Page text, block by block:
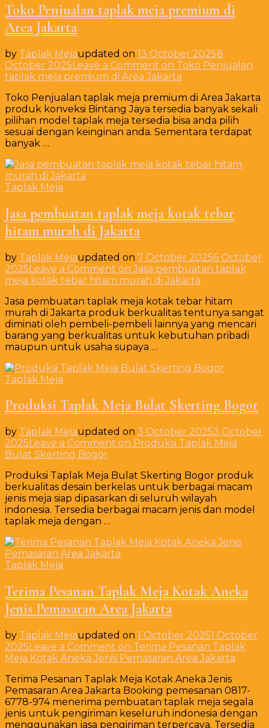
Toko Penjualan taplak meja premium di
Area Jakarta
by Taplak Mejaupdated on 13 October 20258
October 2025Leave a Comment on Toko Penjualan
taplak meja premium di Area Jakarta
Toko Penjualan taplak meja premium di Area Jakarta
produk konveksi Bintang Jaya tersedia banyak sekali
pilihan model taplak meja tersedia bisa anda pilih
sesuai dengan keinginan anda. Sementara terdapat
banyak …
Taplak Meja
Jasa pembuatan taplak meja kotak tebar
hitam murah di Jakarta
by Taplak Mejaupdated on 7 October 20256 October
2025Leave a Comment on Jasa pembuatan taplak
meja kotak tebar hitam murah di Jakarta
Jasa pembuatan taplak meja kotak tebar hitam
murah di Jakarta produk berkualitas tentunya sangat
diminati oleh pembeli-pembeli lainnya yang mencari
barang yang berkualitas untuk kebutuhan pribadi
maupun untuk usaha supaya …
Taplak Meja
Produksi Taplak Meja Bulat Skerting Bogor
by Taplak Mejaupdated on 3 October 20253 October
2025 Leave a Comment on Produksi Taplak Meja
Bulat Skerting Bogor
Produksi Taplak Meja Bulat Skerting Bogor produk
berkualitas desain berkelas untuk berbagai macam
jenis meja siap dipasarkan di seluruh wilayah
indonesia. Tersedia berbagai macam jenis dan model
taplak meja dengan …
Taplak Meja
Terima Pesanan Taplak Meja Kotak Aneka
Jenis Pemasaran Area Jakarta
by Taplak Mejaupdated on 1 October 20251 October
2025Leave a Comment on Terima Pesanan Taplak
Meja Kotak Aneka Jenis Pemasaran Area Jakarta
Terima Pesanan Taplak Meja Kotak Aneka Jenis
Pemasaran Area Jakarta Booking pemesanan 0817-
6778-974 menerima pembuatan taplak meja segala
jenis untuk pengiriman keseluruh indonesia dengan
menggunakan jasa pengiriman terpercaya. Tersedia